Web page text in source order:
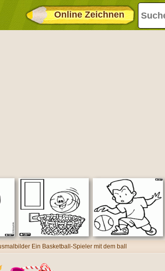
Online Zeichnen
Ein Basketball-Spieler mit dem ball